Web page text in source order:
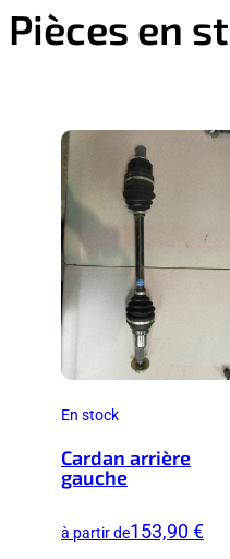
Pièces en
En stock
Cardan arrière
gauche
à partir de153,90 €